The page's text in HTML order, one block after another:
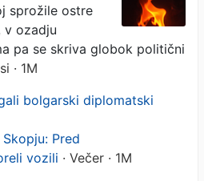
sprožile ostre
v ozadju
pa se skriva globok politični
· 1M
bolgarski diplomatski
Pred
vozili · Večer · 1M